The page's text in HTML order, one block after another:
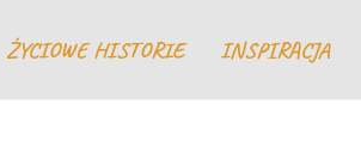
ŻYCIOWE HISTORIE INSPIRACJA